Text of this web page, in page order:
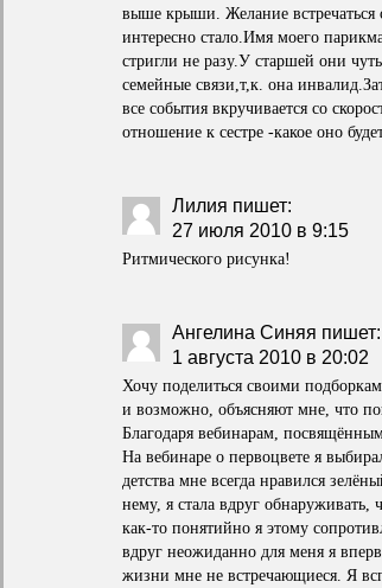
выше крыши. Желание встречаться
интересно стало.Имя моего
стригли не разу.У старшей они
семейные связи,т,к. она
все события вкручивается со
отношение к сестре -какое оно
Лилия пишет:
27 июля 2010 в 9:15
Ритмического рисунка!
Ангелина Синяя пишет:
1 августа 2010 в 20:02
Хочу поделиться своими
и возможно, объясняют мне, что
Благодаря вебинарам,
На вебинаре о первоцвете я
детства мне всегда нравился
нему, я стала вдруг
как-то понятийно я этому
вдруг неожиданно для меня я
жизни мне не встречающиеся. Я